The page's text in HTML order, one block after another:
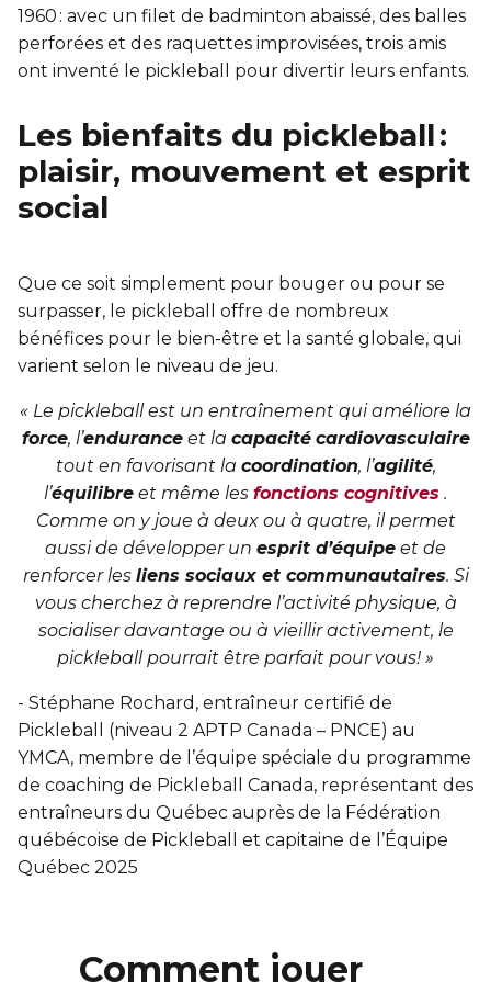
1960 : avec un filet de badminton abaissé, des balles
perforées et des raquettes improvisées, trois amis
ont inventé le pickleball pour divertir leurs enfants.
Les bienfaits du pickleball :
plaisir, mouvement et esprit
social
Que ce soit simplement pour bouger ou pour se
surpasser, le pickleball offre de nombreux
bénéfices pour le bien-être et la santé globale, qui
varient selon le niveau de jeu.
« Le pickleball est un entraînement qui améliore la
force, l’enduranceet la capacité cardiovasculaire
tout en favorisant la coordination, l’agilité,
l’équilibre et même les fonctions cognitives .
Comme on y joue à deux ou à quatre, il permet
aussi de développer un esprit d’équipe et de
renforcer les liens sociaux et communautaires. Si
vous cherchez à reprendre l’activité physique, à
socialiser davantage ou à vieillir activement, le
pickleball pourrait être parfait pour vous! »
- Stéphane Rochard, entraîneur certifié de
Pickleball (niveau 2 APTP Canada – PNCE) au
YMCA, membre de l’équipe spéciale du programme
de coaching de Pickleball Canada, représentant des
entraîneurs du Québec auprès de la Fédération
québécoise de Pickleball et capitaine de l’Équipe
Québec 2025
Comment jouer